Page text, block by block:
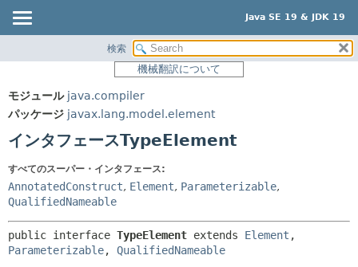
Java SE 19 & JDK 19
パッケージ
使用
ツリー
プレビュー
新規
非推奨
サマリー:
ネスト済
メソッド
メソッド
検索
機械翻訳について
モジュール java.compiler
パッケージ javax.lang.model.element
インタフェースTypeElement
すべてのスーパー・インタフェース:
AnnotatedConstruct, Element, Parameterizable,
QualifiedNameable
public interface TypeElement extends Element
Parameterizable, QualifiedNameable